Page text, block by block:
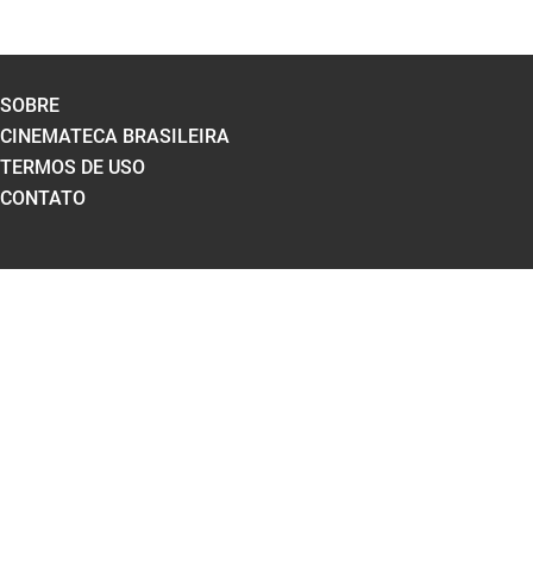
SOBRE
CINEMATECA BRASILEIRA
TERMOS DE USO
CONTATO